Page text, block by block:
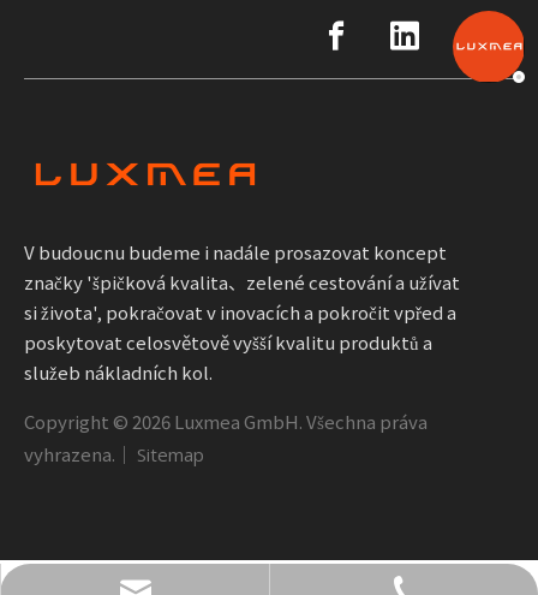
V budoucnu budeme i nadále prosazovat koncept
značky 'špičková kvalita、zelené cestování a užívat
si života', pokračovat v inovacích a pokročit vpřed a
poskytovat celosvětově vyšší kvalitu produktů a
služeb nákladních kol.
Copyright © 2026Luxmea GmbH. Všechna práva
vyhrazena.｜ Sitemap